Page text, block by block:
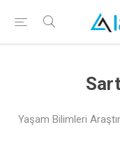
Yaşam Bilimleri